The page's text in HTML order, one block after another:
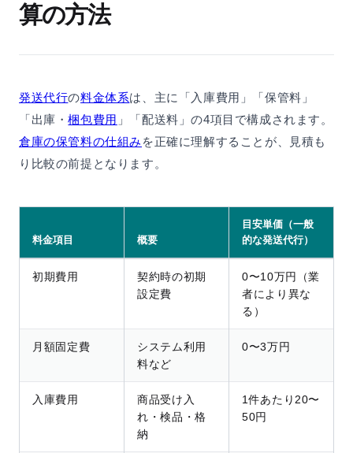
算の方法
発送代行の料金体系は、主に「入庫費用」「保管料」
「出庫・梱包費用 」「配送料」の4項目で構成されます。
倉庫の保管料の仕組み を正確に理解することが、見積も
り比較の前提となります。
料金項目 概要
目安単価（一般
的な発送代行）
初期費用
契約時の初期
設定費
0〜10万円（業
者により異な
る）
月額固定費
システム利用
料など
0〜3万円
入庫費用
商品受け入
れ・検品・格
納
1件あたり20〜
50円